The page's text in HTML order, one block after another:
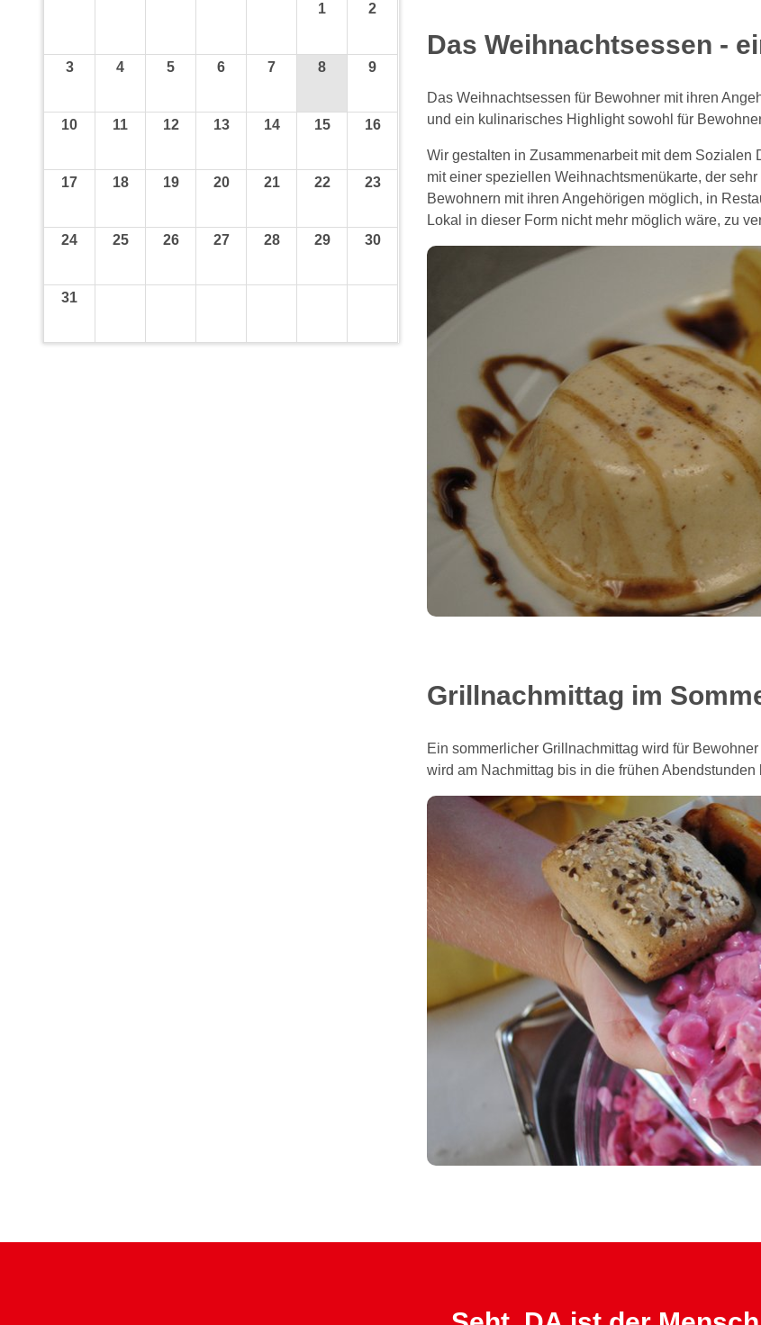
Das Weihnachtsessen -
Das Weihnachtsessen für Bewohner mit ihren
und ein kulinarisches Highlight sowohl für
Wir gestalten in Zusammenarbeit mit dem
mit einer speziellen Weihnachtsmenükarte, der
Bewohnern mit ihren Angehörigen möglich, in
Lokal in dieser Form nicht mehr möglich wäre, zu
Grillnachmittag im
Ein sommerlicher Grillnachmittag wird für
wird am Nachmittag bis in die frühen
1
2
3 4 5 6 7 8 9
10 11 12 13 14 15 16
17 18 19 20 21 22 23
24 25 26 27 28 29 30
31